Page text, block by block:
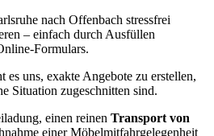
nach Offenbach stressfrei
– einfach durch Ausfüllen
Formulars.
es uns, exakte Angebote zu erstellen,
Situation zugeschnitten sind.
einen reinen Transport von
einer Möbelmitfahrgelegenheit